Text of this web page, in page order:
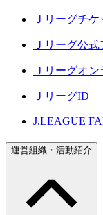
Ｊリーグチケ
Ｊリーグ公式
Ｊリーグオ
ＪリーグID
J.LEAGUE
運営組織・活動紹介